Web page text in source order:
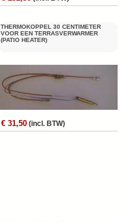
THERMOKOPPEL 30 CENTIMETER
VOOR EEN TERRASVERWARMER
(PATIO HEATER)
€ 31,50 (incl. BTW)